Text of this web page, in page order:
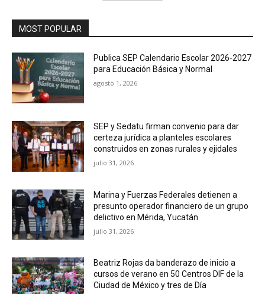
MOST POPULAR
Publica SEP Calendario Escolar 2026-2027
para Educación Básica y Normal
agosto 1, 2026
SEP y Sedatu firman convenio para dar
certeza jurídica a planteles escolares
construidos en zonas rurales y ejidales
julio 31, 2026
Marina y Fuerzas Federales detienen a
presunto operador financiero de un grupo
delictivo en Mérida, Yucatán
julio 31, 2026
Beatriz Rojas da banderazo de inicio a
cursos de verano en 50 Centros DIF de la
Ciudad de México y tres de Día